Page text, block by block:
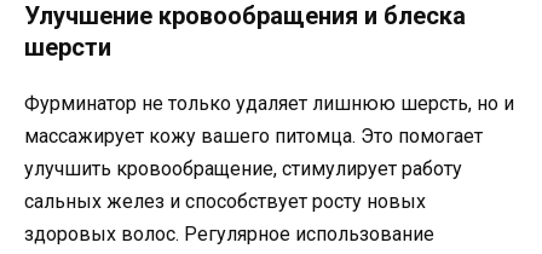
Улучшение кровообращения и блеска
шерсти
Фурминатор не только удаляет лишнюю шерсть, но и
массажирует кожу вашего питомца. Это помогает
улучшить кровообращение, стимулирует работу
сальных желез и способствует росту новых
здоровых волос. Регулярное использование